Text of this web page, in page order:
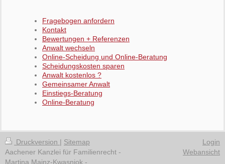
Fragebogen anfordern
Kontakt
Bewertungen + Referenzen
Anwalt wechseln
Online-Scheidung und Online-Beratung
Scheidungskosten sparen
Anwalt kostenlos ?
Gemeinsamer Anwalt
Einstiegs-Beratung
Online-Beratung
Druckversion | Sitemap
Aachener Kanzlei für Familienrecht -
Martina Mainz-Kwasniok -
Login
Webansicht